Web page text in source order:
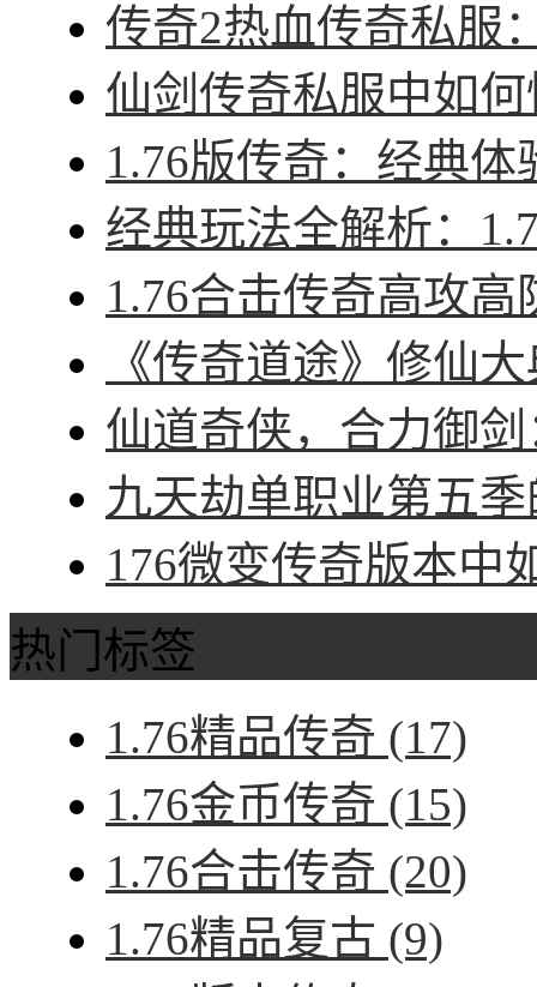
传奇2热血传奇私服
仙剑传奇私服中如
1.76版传奇：经典
经典玩法全解析：
1.76合击传奇高攻
《传奇道途》修仙
仙道奇侠，合力御
九天劫单职业第五
176微变传奇版本中
热门标签
1.76精品传奇 (17)
1.76金币传奇 (15)
1.76合击传奇 (20)
1.76精品复古 (9)